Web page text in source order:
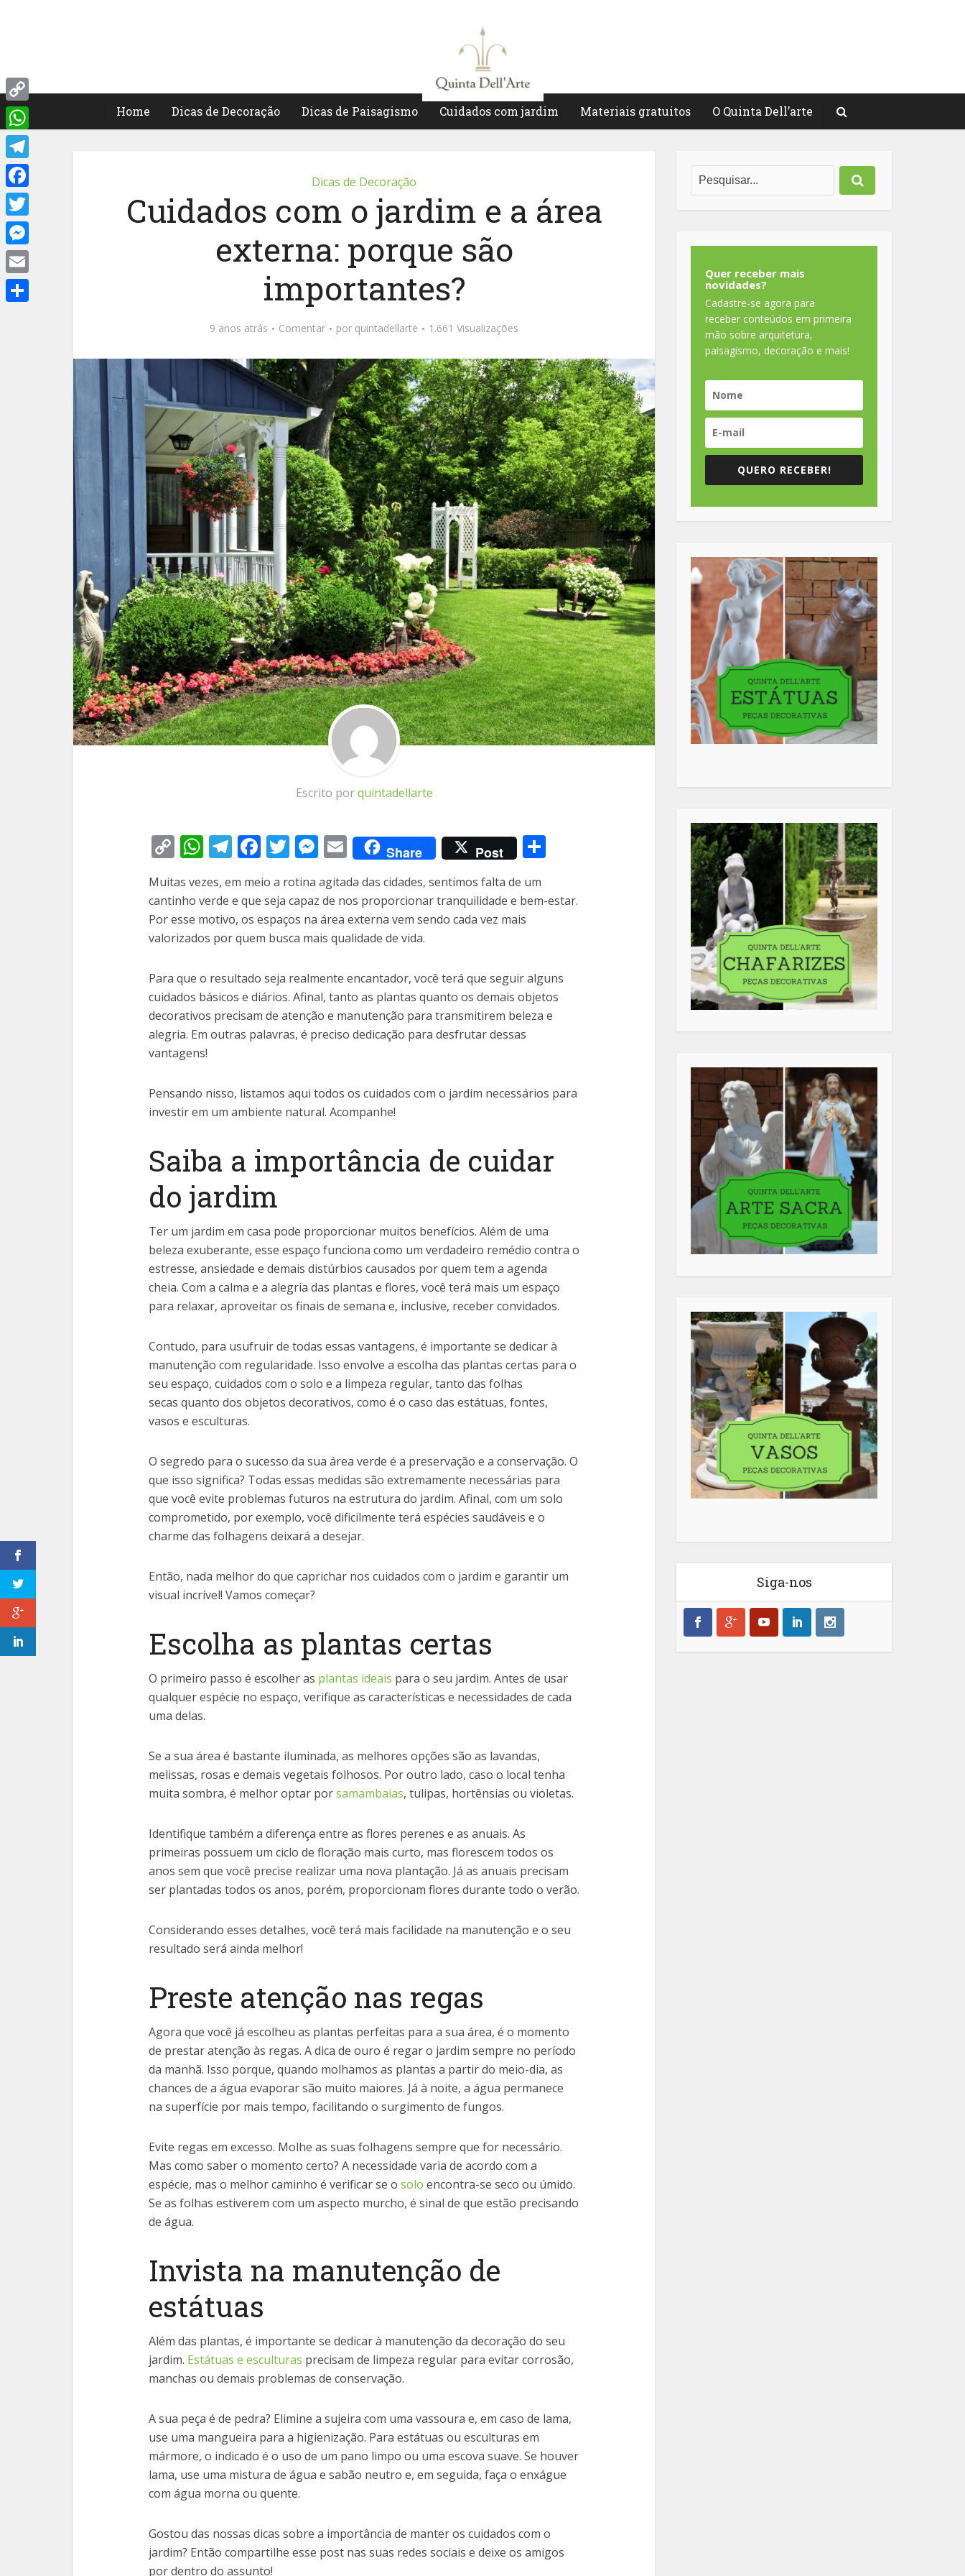
Home Dicas de Decoração Dicas de Paisagismo Cuidados com jardim Materiais gratuitos O Quinta Dell’arte
Dicas de Decoração
Cuidados com o jardim e a área
externa: porque são
importantes?
9 anos atrás Comentar por quintadellarte 1.661 Visualizações
Escrito porquintadellarte
CopyWhatsApp
Telegram
Facebook
Twitter
Messenger
EmailShare Post
Muitas vezes, em meio a rotina agitada das cidades, sentimos falta de um
cantinho verde e que seja capaz de nos proporcionar tranquilidade e bem-estar.
Por esse motivo, os espaços na área externa vem sendo cada vez mais
valorizados por quem busca mais qualidade de vida.
Para que o resultado seja realmente encantador, você terá que seguir alguns
cuidados básicos e diários. Afinal, tanto as plantas quanto os demais objetos
decorativos precisam de atenção e manutenção para transmitirem beleza e
alegria. Em outras palavras, é preciso dedicação para desfrutar dessas
vantagens!
Pensando nisso, listamos aqui todos os cuidados com o jardim necessários para
investir em um ambiente natural. Acompanhe!
Saiba a importância de cuidar
do jardim
Ter um jardim em casa pode proporcionar muitos benefícios. Além de uma
beleza exuberante, esse espaço funciona como um verdadeiro remédio contra o
estresse, ansiedade e demais distúrbios causados por quem tem a agenda
cheia. Com a calma e a alegria das plantas e flores, você terá mais um espaço
para relaxar, aproveitar os finais de semana e, inclusive, receber convidados.
Contudo, para usufruir de todas essas vantagens, é importante se dedicar à
manutenção com regularidade. Isso envolve a escolha das plantas certas para o
seu espaço, cuidados com o solo e a limpeza regular, tanto das folhas
secas quanto dos objetos decorativos, como é o caso das estátuas, fontes,
vasos e esculturas.
O segredo para o sucesso da sua área verde é a preservação e a conservação. O
que isso significa? Todas essas medidas são extremamente necessárias para
que você evite problemas futuros na estrutura do jardim. Afinal, com um solo
comprometido, por exemplo, você dificilmente terá espécies saudáveis e o
charme das folhagens deixará a desejar.
Então, nada melhor do que caprichar nos cuidados com o jardim e garantir um
visual incrível! Vamos começar?
Escolha as plantas certas
O primeiro passo é escolher as plantas ideais para o seu jardim. Antes de usar
qualquer espécie no espaço, verifique as características e necessidades de cada
uma delas.
Se a sua área é bastante iluminada, as melhores opções são as lavandas,
melissas, rosas e demais vegetais folhosos. Por outro lado, caso o local tenha
muita sombra, é melhor optar porsamambaias, tulipas, hortênsias ou violetas.
Identifique também a diferença entre as flores perenes e as anuais. As
primeiras possuem um ciclo de floração mais curto, mas florescem todos os
anos sem que você precise realizar uma nova plantação. Já as anuais precisam
ser plantadas todos os anos, porém, proporcionam flores durante todo o verão.
Considerando esses detalhes, você terá mais facilidade na manutenção e o seu
resultado será ainda melhor!
Preste atenção nas regas
Agora que você já escolheu as plantas perfeitas para a sua área, é o momento
de prestar atenção às regas. A dica de ouro é regar o jardim sempre no período
da manhã. Isso porque, quando molhamos as plantas a partir do meio-dia, as
chances de a água evaporar são muito maiores. Já à noite, a água permanece
na superfície por mais tempo, facilitando o surgimento de fungos.
Evite regas em excesso. Molhe as suas folhagens sempre que for necessário.
Mas como saber o momento certo? A necessidade varia de acordo com a
espécie, mas o melhor caminho é verificar se o solo encontra-se seco ou úmido.
Se as folhas estiverem com um aspecto murcho, é sinal de que estão precisando
de água.
Invista na manutenção de
estátuas
Além das plantas, é importante se dedicar à manutenção da decoração do seu
jardim. Estátuas e esculturas precisam de limpeza regular para evitar corrosão,
manchas ou demais problemas de conservação.
A sua peça é de pedra? Elimine a sujeira com uma vassoura e, em caso de lama,
use uma mangueira para a higienização. Para estátuas ou esculturas em
mármore, o indicado é o uso de um pano limpo ou uma escova suave. Se houver
lama, use uma mistura de água e sabão neutro e, em seguida, faça o enxágue
com água morna ou quente.
Gostou das nossas dicas sobre a importância de manter os cuidados com o
jardim? Então compartilhe esse post nas suas redes sociais e deixe os amigos
por dentro do assunto!
Quer receber mais
novidades?
Cadastre-se agora para
receber conteúdos em primeira
mão sobre arquitetura,
paisagismo, decoração e mais!
QUERO RECEBER!
Siga-nos
Copy
Link
WhatsApp
Telegram
Facebook
Twitter
Messenger
Email